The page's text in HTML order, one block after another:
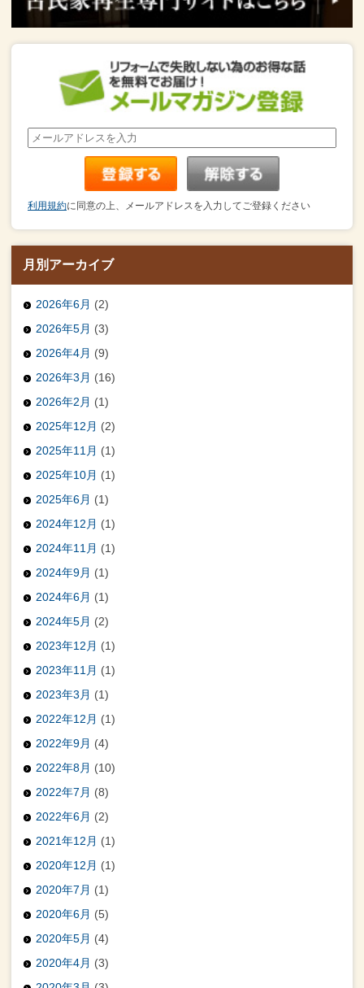
利用規約に同意の上、メールアドレスを入力してご登録ください
月別アーカイブ
2026年6月 (2)
2026年5月 (3)
2026年4月 (9)
2026年3月 (16)
2026年2月 (1)
2025年12月 (2)
2025年11月 (1)
2025年10月 (1)
2025年6月 (1)
2024年12月 (1)
2024年11月 (1)
2024年9月 (1)
2024年6月 (1)
2024年5月 (2)
2023年12月 (1)
2023年11月 (1)
2023年3月 (1)
2022年12月 (1)
2022年9月 (4)
2022年8月 (10)
2022年7月 (8)
2022年6月 (2)
2021年12月 (1)
2020年12月 (1)
2020年7月 (1)
2020年6月 (5)
2020年5月 (4)
2020年4月 (3)